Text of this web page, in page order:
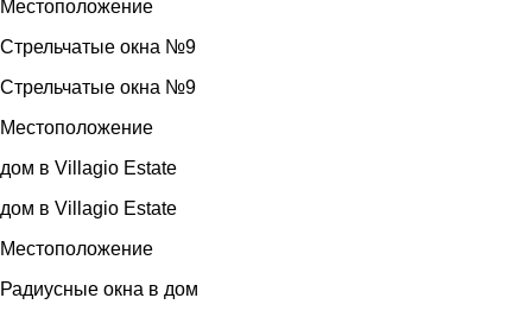
Местоположение
Стрельчатые окна №9
Стрельчатые окна №9
Местоположение
дом в Villagio Estate
дом в Villagio Estate
Местоположение
Радиусные окна в дом